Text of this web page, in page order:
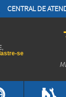
CENTRAL DE
se